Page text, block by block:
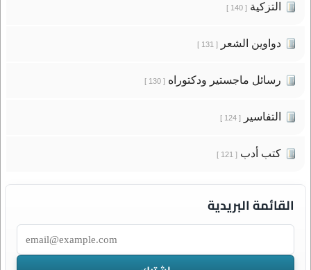
التزكية[ 140 ]
دواوين الشعر[ 131 ]
رسائل ماجستير ودكتوراه[ 130 ]
التفاسير[ 124 ]
كتب أدب[ 121 ]
القائمة البريدية